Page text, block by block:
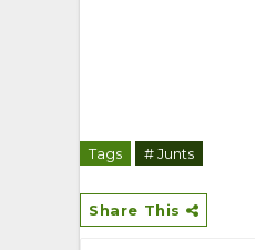
Tags # Junts
Share This